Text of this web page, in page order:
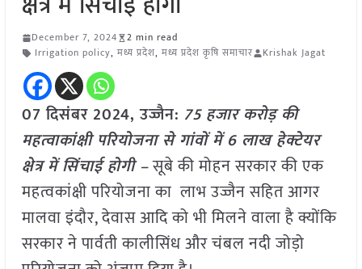
December 7, 2024
2 min read
Irrigation policy, मध्य प्रदेश, मध्य प्रदेश कृषि समाचार Krishak Jagat
07 दिसंबर 2024, उज्जैन: 75 हजार करोड़ की
महत्वाकांक्षी परियोजना से गांवों में 6 लाख हेक्टेयर
क्षेत्र में सिंचाई होगी –सूबे की मोहन सरकार की एक
महत्वकांक्षी परियोजना का लाभ उज्जैन सहित आगर
मालवा इंदौर, देवास आदि को भी मिलने वाला है क्योंकि
सरकार ने पार्वती कालीसिंध और चंबल नदी जोड़ो